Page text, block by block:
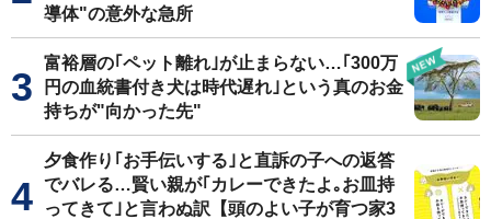
導体"の意外な急所
富裕層の｢ペット離れ｣が止まらない…｢300万
円の血統書付き犬は時代遅れ｣という真のお金
持ちが"向かった先"
夕食作り｢お手伝いする｣と直訴の子への返答
でバレる…賢い親が｢カレーできたよ｡お皿持
ってきて｣と言わぬ訳【頭のよい子が育つ家3